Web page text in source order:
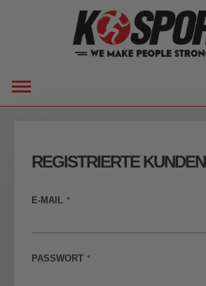
REGISTRIERTE KUNDEN
E-MAIL
PASSWORT